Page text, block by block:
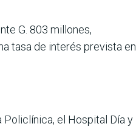
G. 803 millones,
tasa de interés prevista en
Policlínica, el Hospital Día y